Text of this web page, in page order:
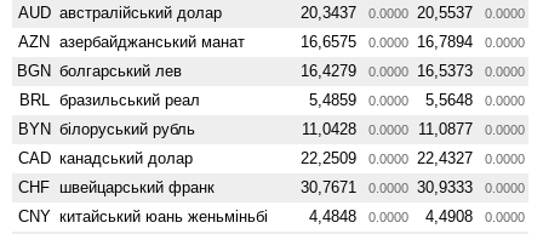
AUD австралійський долар 20,3437 0.0000 20,5537 0.0000
AZN азербайджанський манат 16,6575 0.0000 16,7894 0.0000
BGN болгарський лев 16,4279 0.0000 16,5373 0.0000
BRL бразильський реал 5,4859 0.0000 5,5648 0.0000
BYN білоруський рубль 11,0428 0.0000 11,0877 0.0000
CAD канадський долар 22,2509 0.0000 22,4327 0.0000
CHF швейцарський франк 30,7671 0.0000 30,9333 0.0000
CNY китайський юань женьмiньбi 4,4848 0.0000 4,4908 0.0000